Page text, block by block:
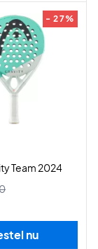
- 27%
Team 2024
nu